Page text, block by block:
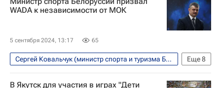
Минск
Белоруссия
Станислав Поздняков
WADA к независимости от МОК
5 сентября 2024, 13:17 65
Еще8
Сергей Ковальчук (министр спорта и туризма Белоруссии)
Спорт
Олимпийские игры
Белоруссия
В Якутск для участия в играх "Дети